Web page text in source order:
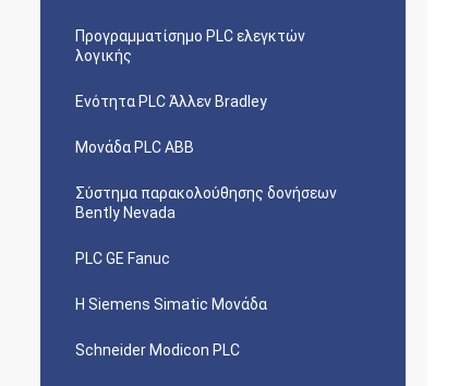
Προγραμματίσημο PLC ελεγκτών
λογικής
Ενότητα PLC Άλλεν Bradley
Μονάδα PLC ABB
Σύστημα παρακολούθησης δονήσεων
Bently Nevada
PLC GE Fanuc
Η Siemens Simatic Μονάδα
Schneider Modicon PLC